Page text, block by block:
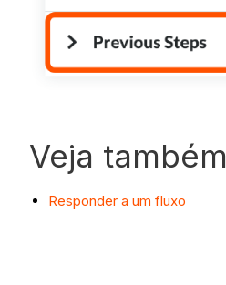
Veja também
Responder a um fluxo